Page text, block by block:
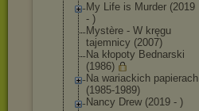
My Life is Murder (2019
- )
Mystère - W kręgu
tajemnicy (2007)
Na kłopoty Bednarski
(1986)
Na wariackich papierach
(1985-1989)
Nancy Drew (2019 - )